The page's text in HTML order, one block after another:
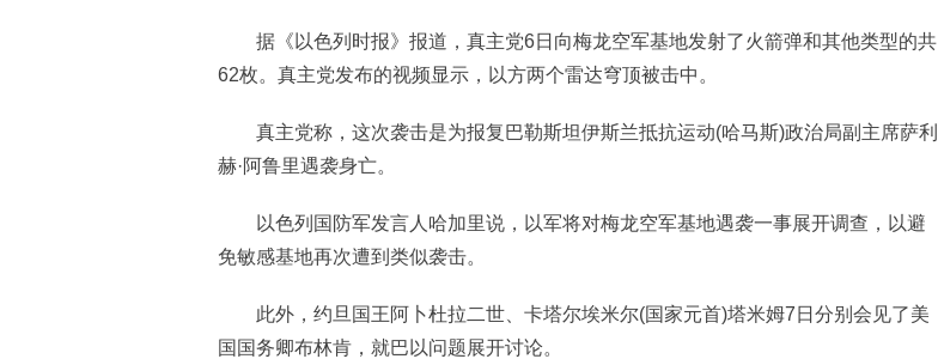
据《以色列时报》报道，真主党6日向梅龙空军基地发射了火箭弹和其他类型的共
62枚。真主党发布的视频显示，以方两个雷达穹顶被击中。
真主党称，这次袭击是为报复巴勒斯坦伊斯兰抵抗运动(哈马斯)政治局副主席萨利
赫·阿鲁里遇袭身亡。
以色列国防军发言人哈加里说，以军将对梅龙空军基地遇袭一事展开调查，以避
免敏感基地再次遭到类似袭击。
此外，约旦国王阿卜杜拉二世、卡塔尔埃米尔(国家元首)塔米姆7日分别会见了美
国国务卿布林肯，就巴以问题展开讨论。